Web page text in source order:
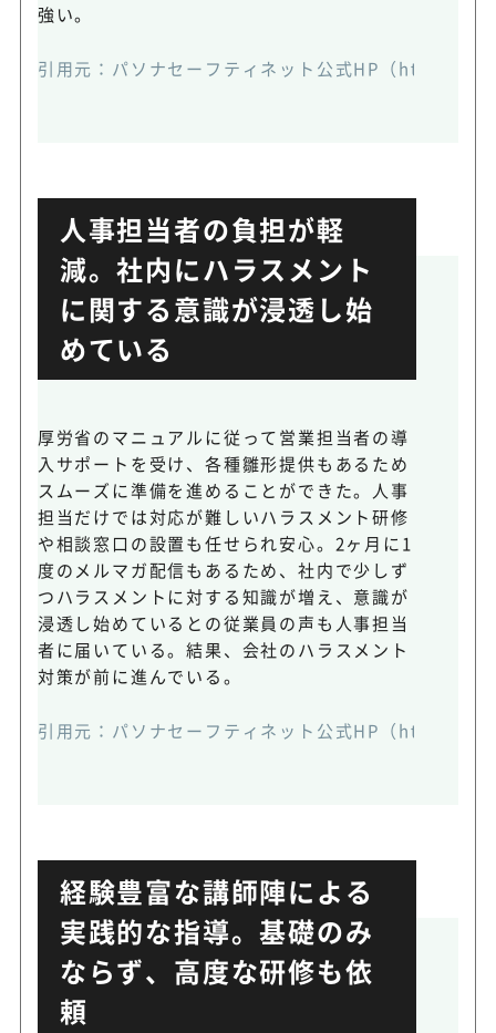
強い。
引用元：パソナセーフティネット公式HP（
人事担当者の負担が軽
減。社内にハラスメント
に関する意識が浸透し始
めている
厚労省のマニュアルに従って営業担当者の導
入サポートを受け、各種雛形提供もあるため
スムーズに準備を進めることができた。人事
担当だけでは対応が難しいハラスメント研修
や相談窓口の設置も任せられ安心。2ヶ月に1
度のメルマガ配信もあるため、社内で少しず
つハラスメントに対する知識が増え、意識が
浸透し始めているとの従業員の声も人事担当
者に届いている。結果、会社のハラスメント
対策が前に進んでいる。
引用元：パソナセーフティネット公式HP（
経験豊富な講師陣による
実践的な指導。基礎のみ
ならず、高度な研修も依
頼